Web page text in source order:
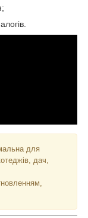
для
дач,